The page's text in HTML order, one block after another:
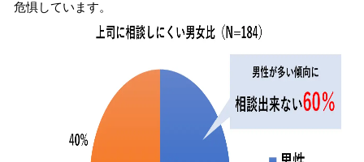
危惧しています。